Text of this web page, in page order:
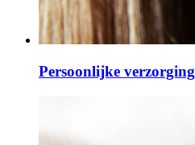
Persoonlijke verzorging